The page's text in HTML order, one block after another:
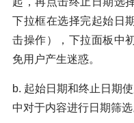
下拉框在选择完起始日
击操作），下拉面板中
免用户产生迷惑。
b. 起始日期和终止日期
中对于内容进行日期筛选